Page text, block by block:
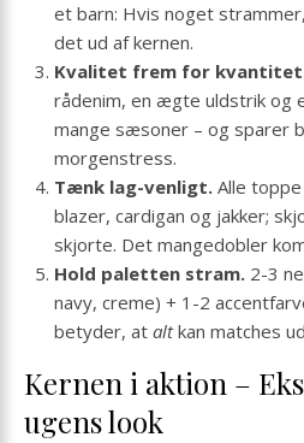
et barn: Hvis noget
det ud af kernen.
Kvalitet frem for
rådenim, en ægte uldstrik og
mange sæsoner – og sparer
morgenstress.
Tænk lag-venligt. Alle
blazer, cardigan og jakker;
skjorte. Det mangedobler
Hold paletten stram. 2-3
navy, creme) + 1-2
betyder, at altkan matches
Kernen i aktion –
ugens look